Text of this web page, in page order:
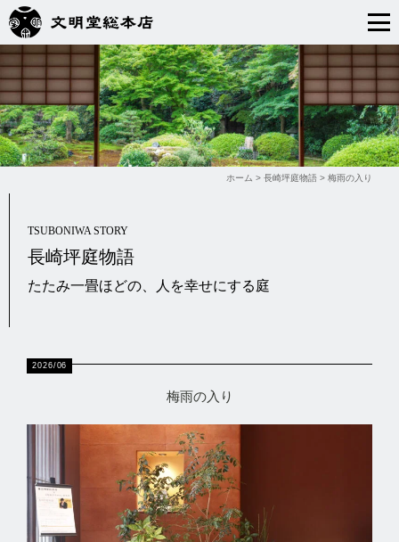
ホーム > 長崎坪庭物語 > 梅雨の入り
TSUBONIWA STORY
長崎坪庭物語
たたみ一畳ほどの、人を幸せにする庭
2026/06
梅雨の入り